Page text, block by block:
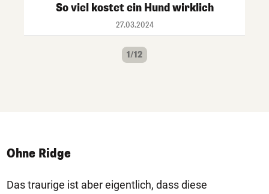
So viel kostet ein Hund wirklich
27.03.2024
1/12
Ohne Ridge
Das traurige ist aber eigentlich, dass diese